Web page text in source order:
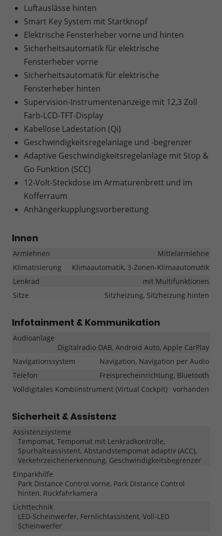
Luftauslässe hinten
Smart Key System mit Startknopf
Elektrische Fensterheber vorne und hinten
Sicherheitsautomatik für elektrische
Fensterheber vorne
Sicherheitsautomatik für elektrische
Fensterheber hinten
Supervision-Instrumentenanzeige mit 12,3 Zoll
Farb-LCD-TFT-Display
Kabellose Ladestation (Qi)
Geschwindigkeitsregelanlage und -begrenzer
Adaptive Geschwindigkeitsregelanlage mit Stop &
Go Funktion (SCC)
12-Volt-Steckdose im Armaturenbrett und im
Kofferraum
Anhängerkupplungsvorbereitung
Innen
Armlehnen
Mittelarmlehne
Klimatisierung
Klimaautomatik, 3-Zonen-Klimaautomatik
Lenkrad
mit Multifunktionen
Sitze
Sitzheizung, Sitzheizung hinten
Infotainment & Kommunikation
Audioanlage
Digitalradio DAB, Android Auto, Apple CarPlay
Navigationssystem
Navigation, Navigation per Audio
Telefon
Freisprecheinrichtung, Bluetooth
Volldigitales Kombiinstrument (Virtual Cockpit) vorhanden
Sicherheit & Assistenz
Assistenzsysteme
Tempomat, Tempomat mit Lenkradkontrolle,
Spurhalteassistent, Abstandstempomat adaptiv (ACC),
Verkehrzeichenerkennung, Geschwindigkeitsbegrenzer
Einparkhilfe
Park Distance Control vorne, Park Distance Control
hinten, Rückfahrkamera
Lichttechnik
LED-Scheinwerfer, Fernlichtassistent, Voll-LED
Scheinwerfer